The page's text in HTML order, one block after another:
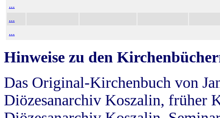
...
...
...
Hinweise zu den
Das Original-Kirchenbuch von
Diözesanarchiv Koszalin, früher